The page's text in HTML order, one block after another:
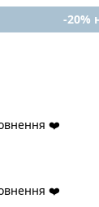
-20%
❤️
❤️